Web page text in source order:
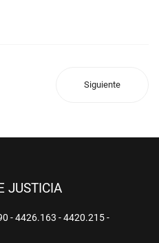
Siguiente
JUSTICIA
- 4426.163 - 4420.215 -